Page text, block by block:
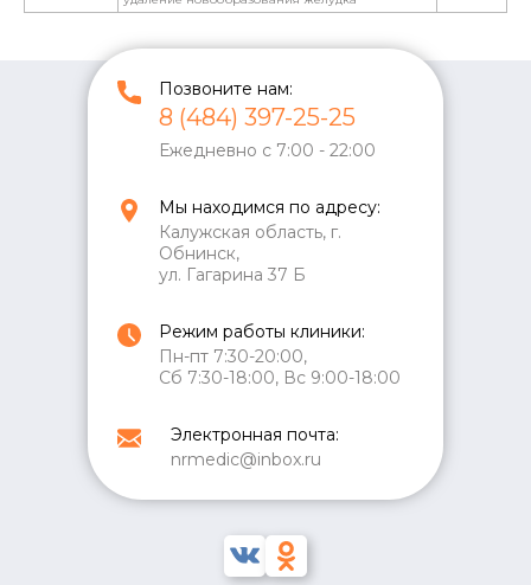
Позвоните нам:
8 (484) 397-25-25
Ежедневно с 7:00 - 22:00
Мы находимся по адресу:
Калужская область, г.
Обнинск,
ул. Гагарина 37 Б
Режим работы клиники:
Пн-пт 7:30-20:00,
Сб 7:30-18:00, Вс 9:00-18:00
Электронная почта:
nrmedic@inbox.ru